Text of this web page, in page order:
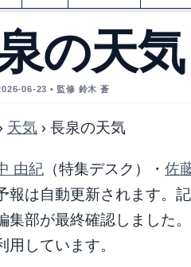
の天気
06-23 • 監修 鈴木 蒼
› 天気 › 長泉の天気
由紀 （特集デスク） ・ 佐
報は自動更新されます。
集部が最終確認しました
用しています。